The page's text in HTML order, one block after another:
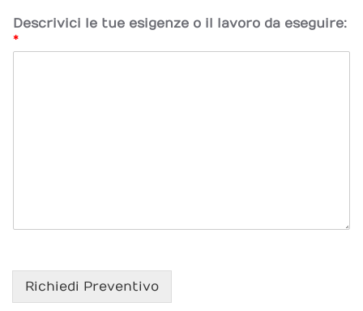
Descrivici le tue esigenze o il lavoro da eseguire:
*
Richiedi Preventivo